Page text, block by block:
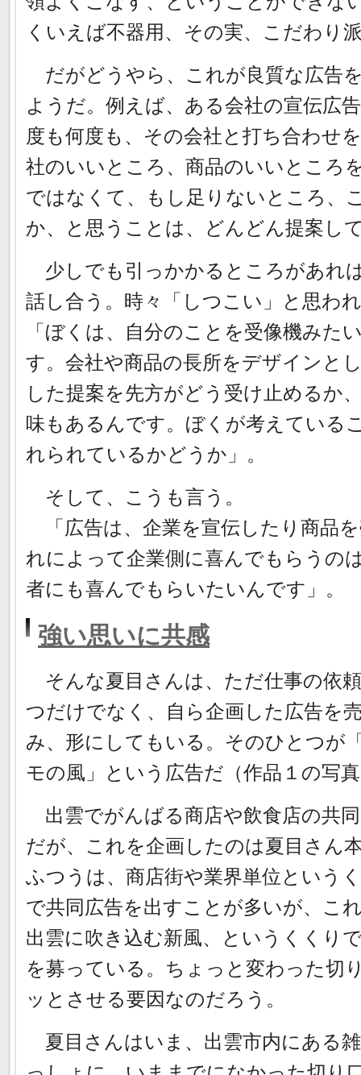
くいえば不器用、その実、こだわり
だがどうやら、これが良質な広告
ようだ。例えば、ある会社の宣伝広
度も何度も、その会社と打ち合わせ
社のいいところ、商品のいいところ
ではなくて、もし足りないところ、
か、と思うことは、どんどん提案し
少しでも引っかかるところがあれ
話し合う。時々「しつこい」と思わ
「ぼくは、自分のことを受像機みた
す。会社や商品の長所をデザインと
した提案を先方がどう受け止めるか
味もあるんです。ぼくが考えている
れられているかどうか」。
そして、こうも言う。
「広告は、企業を宣伝したり商品
れによって企業側に喜んでもらうの
者にも喜んでもらいたいんです」。
強い思いに共感
そんな夏目さんは、ただ仕事の依
つだけでなく、自ら企画した広告を
み、形にしてもいる。そのひとつが
モの風」という広告だ（作品１の写
出雲でがんばる商店や飲食店の共
だが、これを企画したのは夏目さん
ふつうは、商店街や業界単位という
で共同広告を出すことが多いが、こ
出雲に吹き込む新風、というくくり
を募っている。ちょっと変わった切
ッとさせる要因なのだろう。
夏目さんはいま、出雲市内にある